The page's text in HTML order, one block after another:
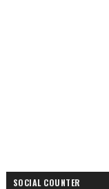
SOCIAL COUNTER